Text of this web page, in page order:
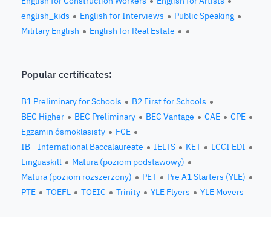
english_kids
English for Interviews
Public Speaking
Military English
English for Real Estate
Popular certificates:
B1 Preliminary for Schools
B2 First for Schools
BEC Higher
BEC Preliminary BEC Vantage CAE
CPE
Egzamin ósmoklasisty
FCE
IB - International Baccalaureate
IELTS KET
LCCI EDI
Linguaskill
Matura (poziom podstawowy)
Matura (poziom rozszerzony)
PET
Pre A1 Starters (YLE)
PTE
TOEFL TOEIC Trinity YLE Flyers YLE Movers